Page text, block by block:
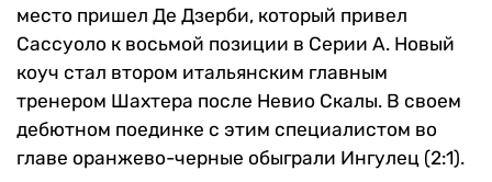
место пришел Де Дзерби, который привел
Сассуоло к восьмой позиции в Серии А. Новый
коуч стал втором итальянским главным
тренером Шахтера после Невио Скалы. В своем
дебютном поединке с этим специалистом во
главе оранжево-черные обыграли Ингулец (2:1).